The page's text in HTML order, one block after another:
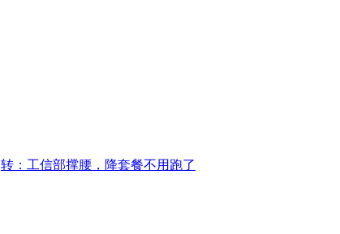
转：工信部撑腰，降套餐不用跑了